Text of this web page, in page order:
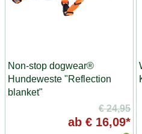
Non-stop dogwear®
Hundeweste "Reflection
blanket"
€ 24,95
ab € 16,09*